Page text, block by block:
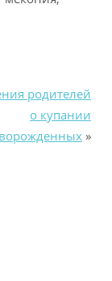
родителей
о купании
»